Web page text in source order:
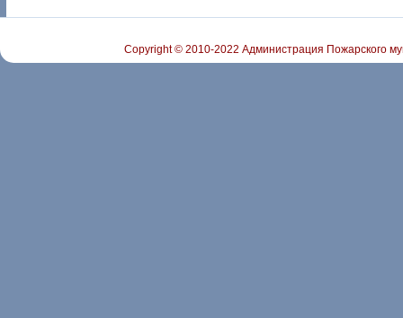
Copyright © 2010-2022 Администрация Пожарского